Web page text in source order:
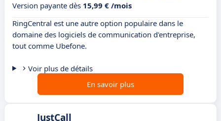
Version payante dès 15,99 € /mois
RingCentral est une autre option populaire dans le
domaine des logiciels de communication d'entreprise,
tout comme Ubefone.
Voir plus de détails
En savoir plus
JustCall